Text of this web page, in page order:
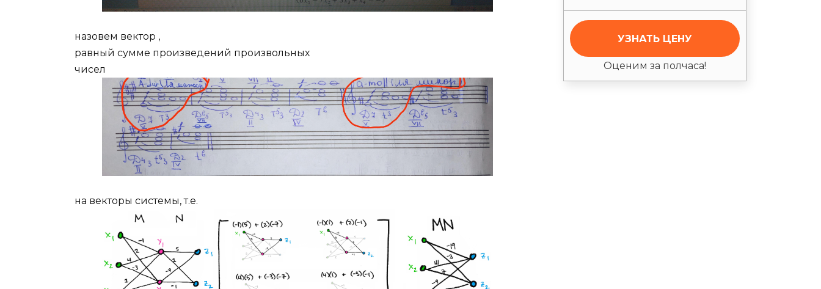
назовем вектор ,
равный сумме произведений произвольных
чисел
на векторы системы, т.е.
УЗНАТЬ ЦЕНУ
Оценим за полчаса!